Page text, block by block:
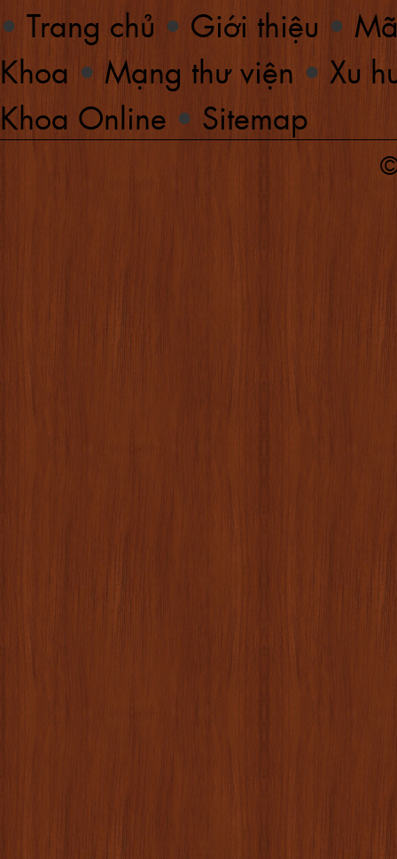
• Trang chủ • Giới thiệu •
Khoa • Mạng thư viện • Xu
Khoa Online • Sitemap